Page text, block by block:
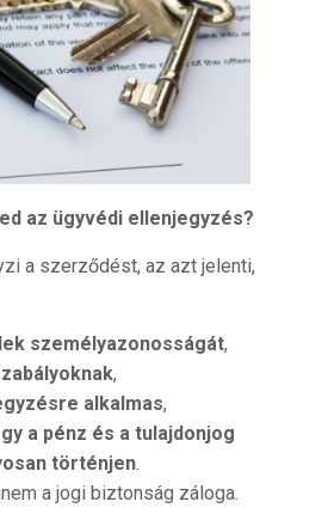
az ügyvédi ellenjegyzés?
a szerződést, az azt jelenti,
személyazonosságát,
,
alkalmas,
a pénz és a tulajdonjog
történjen.
a jogi biztonság záloga.